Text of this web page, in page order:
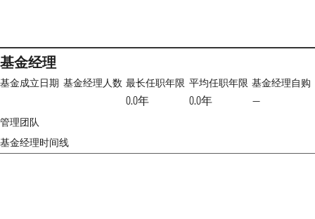
基金经理
基金成立日期 基金经理人数 最长任职年限
0.0年
平均任职年限
0.0年
基金经理自购
—
管理团队
基金经理时间线